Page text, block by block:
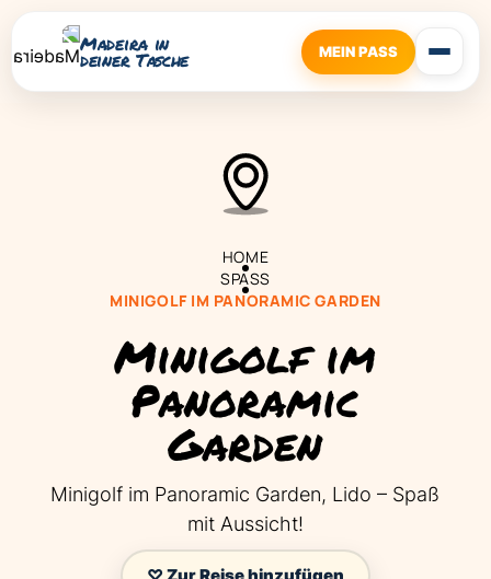
Madeira in
deiner Tasche MEIN PASS
HOME
SPASS
MINIGOLF IM PANORAMIC GARDEN
Minigolf im
Panoramic
Garden
Minigolf im Panoramic Garden, Lido – Spaß
mit Aussicht!